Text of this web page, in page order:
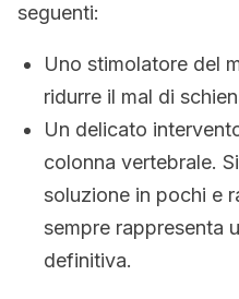
seguenti:
Uno stimolatore del
ridurre il mal di
Un delicato
colonna vertebrale.
soluzione in pochi e
sempre rappresenta
definitiva.